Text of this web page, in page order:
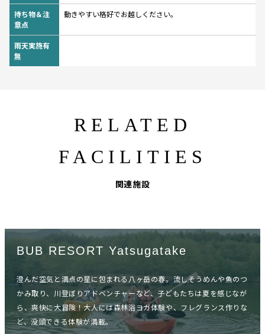
持ち物＆注
意点
動きやすい格好でお越しください。
雨天実施有
無
RELATED
FACILITIES
関連施設
BUB RESORT Yatsugatake
澄んだ空気と満点の星に包まれる八ヶ岳の春。流しそうめんや魚のつ
かみ取り、川登ぼりアドベンチャーなど、子どもたちは夏を感じなが
ら、爽快に大冒険！大人には森林浴ヨガ体験や、フレグランス作りな
ど、没頭できる体験が満載。